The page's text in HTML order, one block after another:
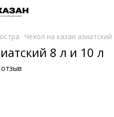
Чехол на казан
8 л и 10 л